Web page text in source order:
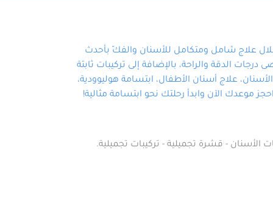
علاج شامل ومتكامل للأسنان والفكّ بأحدث
الدقة والراحة، بالإضافة إلى تركيبات ثابتة
علاج أسنان الأطفال، ابتسامة هوليوودية،
موعدك الآن وابدأ رحلتك نحو ابتسامة مثالية!
الأسنان - قشرة تجميلية - تركيبات تجميلية.